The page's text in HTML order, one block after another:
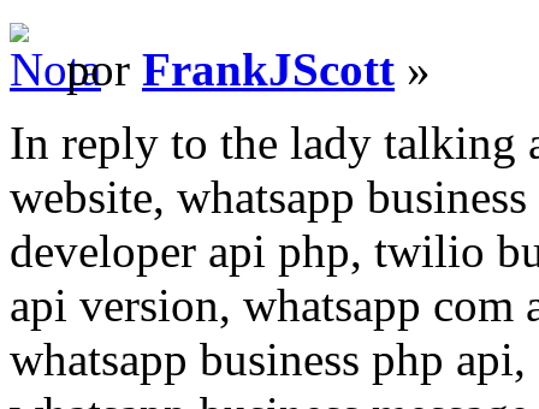
por FrankJScott »
In reply to the lady talking
website, whatsapp
developer api php, twilio
api version, whatsapp com
whatsapp business php